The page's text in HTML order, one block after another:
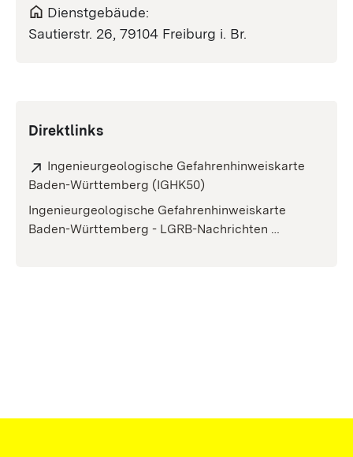
Dienstgebäude:
Sautierstr. 26, 79104 Freiburg i. Br.
Direktlinks
Ingenieurgeologische Gefahrenhinweiskarte
Baden-Württemberg (IGHK50)
Ingenieurgeologische Gefahrenhinweiskarte
Baden-Württemberg - LGRB-Nachrichten …